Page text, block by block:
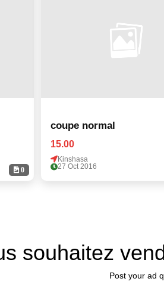
0
coupe normal
15.00
Kinshasa
27 Oct 2016
souhaitez
Post your ad